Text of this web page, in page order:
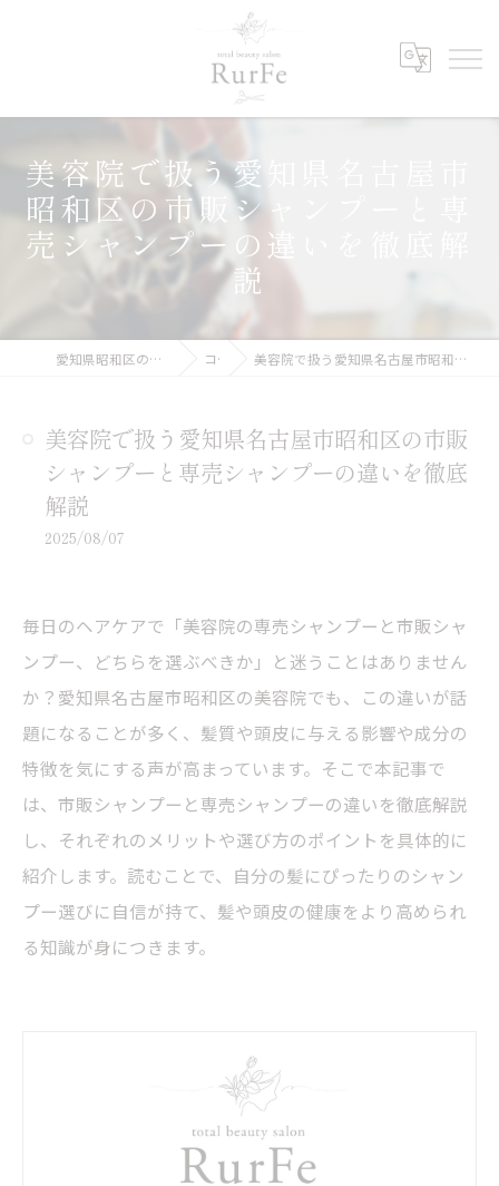
美容院で扱う愛知県名古屋市
昭和区の市販シャンプーと専
売シャンプーの違いを徹底解
説
愛知県昭和区の美容院ならRurFe【ルルフェ】 コラム 美容院で扱う愛知県名古屋市昭和区の市販シャンプーと専売シャンプーの違いを徹底解説
美容院で扱う愛知県名古屋市昭和区の市販
シャンプーと専売シャンプーの違いを徹底
解説
2025/08/07
毎日のヘアケアで「美容院の専売シャンプーと市販シャ
ンプー、どちらを選ぶべきか」と迷うことはありません
か？愛知県名古屋市昭和区の美容院でも、この違いが話
題になることが多く、髪質や頭皮に与える影響や成分の
特徴を気にする声が高まっています。そこで本記事で
は、市販シャンプーと専売シャンプーの違いを徹底解説
し、それぞれのメリットや選び方のポイントを具体的に
紹介します。読むことで、自分の髪にぴったりのシャン
プー選びに自信が持て、髪や頭皮の健康をより高められ
る知識が身につきます。